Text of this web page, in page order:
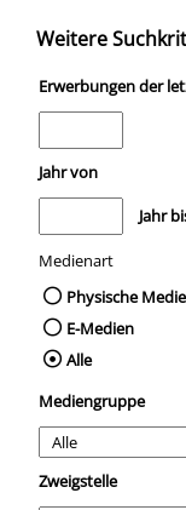
Weitere
Erwerbungen der
Jahr von
Medien anzeigen,
Jahr
Medienart
Physische
E-Medien
Alle
Mediengruppe
Zweigstelle